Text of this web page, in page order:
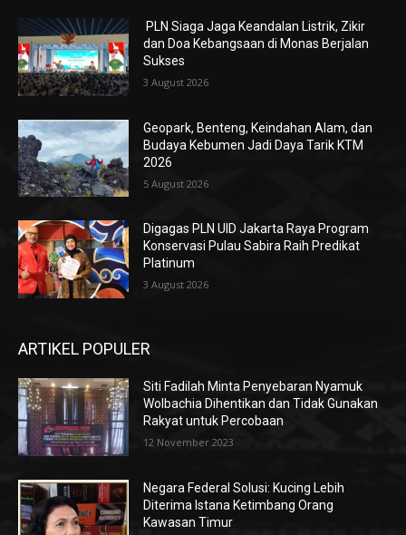
PLN Siaga Jaga Keandalan Listrik, Zikir
dan Doa Kebangsaan di Monas Berjalan
Sukses
3 August 2026
Geopark, Benteng, Keindahan Alam, dan
Budaya Kebumen Jadi Daya Tarik KTM
2026
5 August 2026
Digagas PLN UID Jakarta Raya Program
Konservasi Pulau Sabira Raih Predikat
Platinum
3 August 2026
ARTIKEL POPULER
Siti Fadilah Minta Penyebaran Nyamuk
Wolbachia Dihentikan dan Tidak Gunakan
Rakyat untuk Percobaan
12 November 2023
Negara Federal Solusi: Kucing Lebih
Diterima Istana Ketimbang Orang
Kawasan Timur